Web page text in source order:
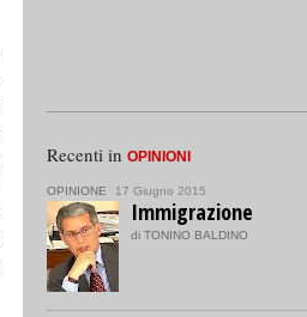
Recenti in OPINIONI
OPINIONE 17 Giugno 2015
Immigrazione
di TONINO BALDINO